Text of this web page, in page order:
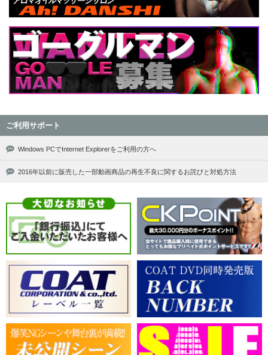
ご利用サポート
Windows PCでInternet Explorerをご利用の方へ
2016年以前に販売した一部動画商品の再生不良に関するお詫びと対処方法